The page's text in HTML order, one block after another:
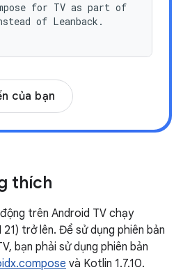
for TV as part of
of Leanback.
của bạn
thích
trên Android TV chạy
trở lên. Để sử dụng phiên bản
bạn phải sử dụng phiên bản
và Kotlin 1.7.10.